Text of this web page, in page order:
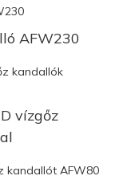
AFW230
vízgőz